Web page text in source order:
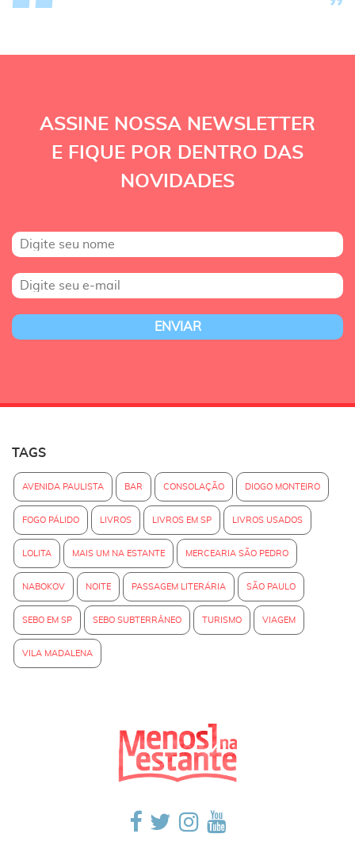
ASSINE NOSSA NEWSLETTER
E FIQUE POR DENTRO DAS
NOVIDADES
TAGS
AVENIDA PAULISTA BAR CONSOLAÇÃO DIOGO MONTEIRO
FOGO PÁLIDO LIVROS LIVROS EM SP LIVROS USADOS
LOLITA MAIS UM NA ESTANTE MERCEARIA SÃO PEDRO
NABOKOV NOITE PASSAGEM LITERÁRIA SÃO PAULO
SEBO EM SP SEBO SUBTERRÂNEO TURISMO VIAGEM
VILA MADALENA